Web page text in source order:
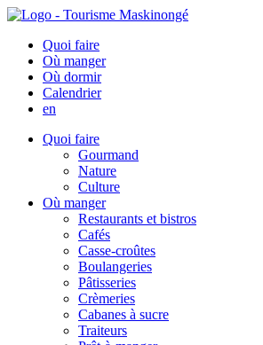
Quoi faire
Où manger
Où dormir
Calendrier
en
Quoi faire
Gourmand
Nature
Culture
Où manger
Restaurants et bistros
Cafés
Casse-croûtes
Boulangeries
Pâtisseries
Crèmeries
Cabanes à sucre
Traiteurs